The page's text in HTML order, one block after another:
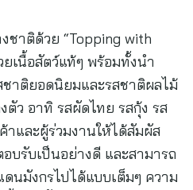
ชาติด้วย “Topping with
ยเนื้อสัตว์แท้ๆ พร้อมทั้งนำ
าติยอดนิยมและรสชาติผลไม้
ว อาทิ รสผัดไทย รสกุ้ง รส
าและผู้ร่วมงานให้ได้สัมผัส
บรับเป็นอย่างดี และสามารถ
นมังกรไปได้แบบเต็มๆ ความ